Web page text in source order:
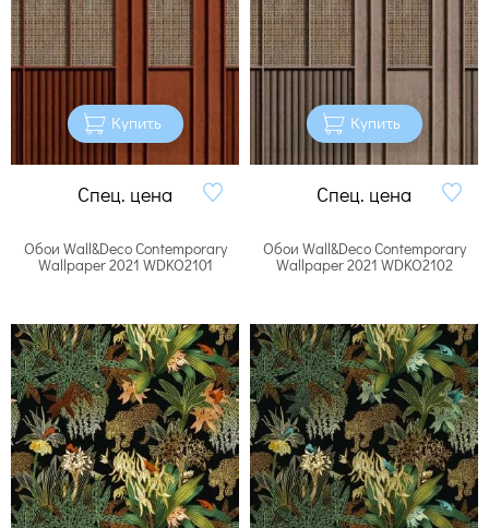
Купить
Спец. цена
Купить
Спец. цена
Обои Wall&Deco Contemporary
Wallpaper 2021 WDKO2101
Обои Wall&Deco Contemporary
Wallpaper 2021 WDKO2102